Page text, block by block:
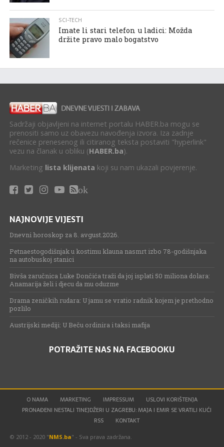
SCI-TECH
Imate li stari telefon u ladici: Možda
držite pravo malo bogatstvo
Sadržaji objavljeni na internet portalu HABER.ba mogu se
prenositi samo uz obavezu navođenja izvora. Iza zadnje
rečenice prenesenog ili citiranog teksta postaviti "hyperlink"
vezu na članak u obliku (HABER.ba).
Marketing lista klijenata koji su nam ukazali povjerenje.
ok
NAJNOVIJE VIJESTI
Dnevni horoskop za 8. avgust.2026.
Petnaestogodišnjak u kostimu klauna nasmrt izbo 78-godišnjaka
na autobuskoj stanici
Bivša zaručnica Luke Dončića traži da joj isplati 50 miliona dolara:
Anamarija želi i djecu da mu oduzme
Drama zeničkih rudara: U jamu se vratio radnik kojem je prethodno
pozlilo
Austrijski mediji: U Beču ordinira i taksi mafija
POTRAŽITE NAS NA FACEBOOKU
O NAMA MARKETING IMPRESSUM
USLOVI KORIŠTENJA
PRONAĐENI NESTALI TINEJDŽERI U ZAGREBU: MAJA I EMIR SE VRATILI KUĆI
RSS
KONTAKT
© 2012 - 2020 "NMS.ba" - Sva prava zadržana.